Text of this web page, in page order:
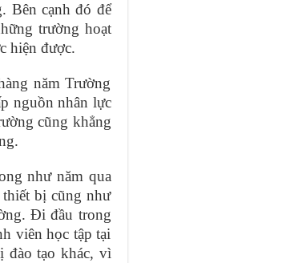
Bên cạnh đó để
trường hoạt
hiện được.
năm Trường
nguồn nhân lực
cũng khẳng
như năm qua
bị cũng như
Đi đầu trong
viên học tập tại
đào tạo khác, vì